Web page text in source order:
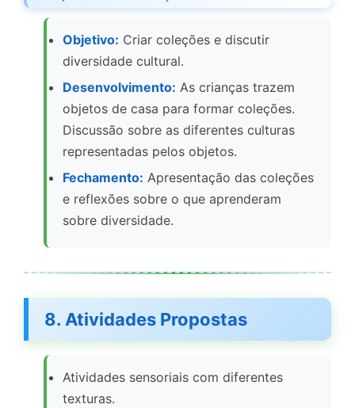
Objetivo: Criar coleções e discutir
diversidade cultural.
Desenvolvimento: As crianças trazem
objetos de casa para formar coleções.
Discussão sobre as diferentes culturas
representadas pelos objetos.
Fechamento: Apresentação das coleções
e reflexões sobre o que aprenderam
sobre diversidade.
8. Atividades Propostas
Atividades sensoriais com diferentes
texturas.